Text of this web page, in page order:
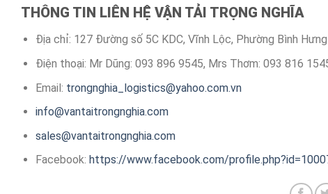
THÔNG TIN LIÊN HỆ VẬN TẢI TRỌNG NGHĨA
Địa chỉ: 127 Đường số 5C KDC, Vĩnh Lộc, Phường Bình Hưng
Điện thoại: Mr Dũng: 093 896 9545, Mrs Thơm: 093 816
Email: trongnghia_logistics@yahoo.com.vn
info@vantaitrongnghia.com
sales@vantaitrongnghia.com
Facebook: https://www.facebook.com/